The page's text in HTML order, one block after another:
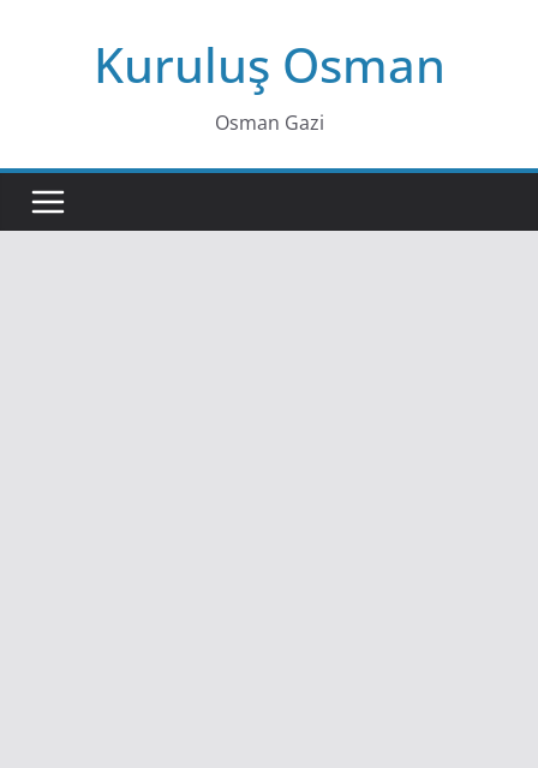
Kuruluş Osman
Osman Gazi